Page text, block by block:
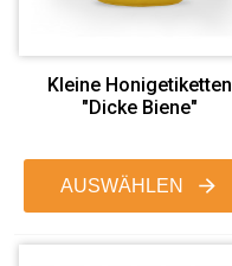
Kleine Honigetiketten
"Dicke Biene"
AUSWÄHLEN